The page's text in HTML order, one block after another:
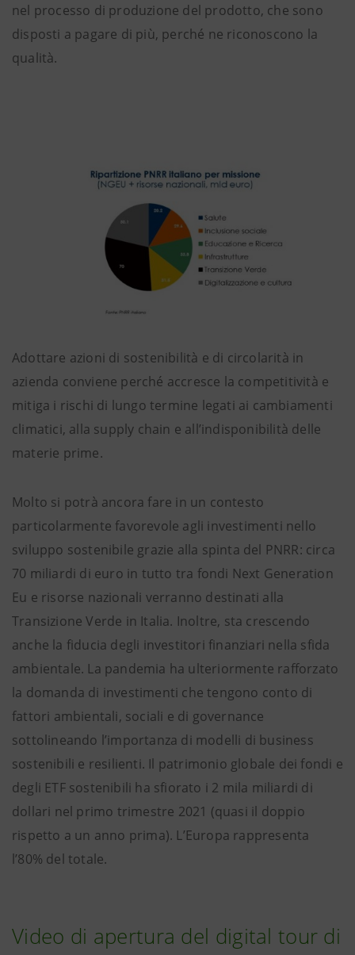
nel processo di produzione del prodotto, che sono
disposti a pagare di più, perché ne riconoscono la
qualità.
Adottare azioni di sostenibilità e di circolarità in
azienda conviene perché accresce la competitività e
mitiga i rischi di lungo termine legati ai cambiamenti
climatici, alla supply chain e all’indisponibilità delle
materie prime.
Molto si potrà ancora fare in un contesto
particolarmente favorevole agli investimenti nello
sviluppo sostenibile grazie alla spinta del PNRR: circa
70 miliardi di euro in tutto tra fondi Next Generation
Eu e risorse nazionali verranno destinati alla
Transizione Verde in Italia. Inoltre, sta crescendo
anche la fiducia degli investitori finanziari nella sfida
ambientale. La pandemia ha ulteriormente rafforzato
la domanda di investimenti che tengono conto di
fattori ambientali, sociali e di governance
sottolineando l’importanza di modelli di business
sostenibili e resilienti. Il patrimonio globale dei fondi e
degli ETF sostenibili ha sfiorato i 2 mila miliardi di
dollari nel primo trimestre 2021 (quasi il doppio
rispetto a un anno prima). L’Europa rappresenta
l’80% del totale.
Video di apertura del digital tour di